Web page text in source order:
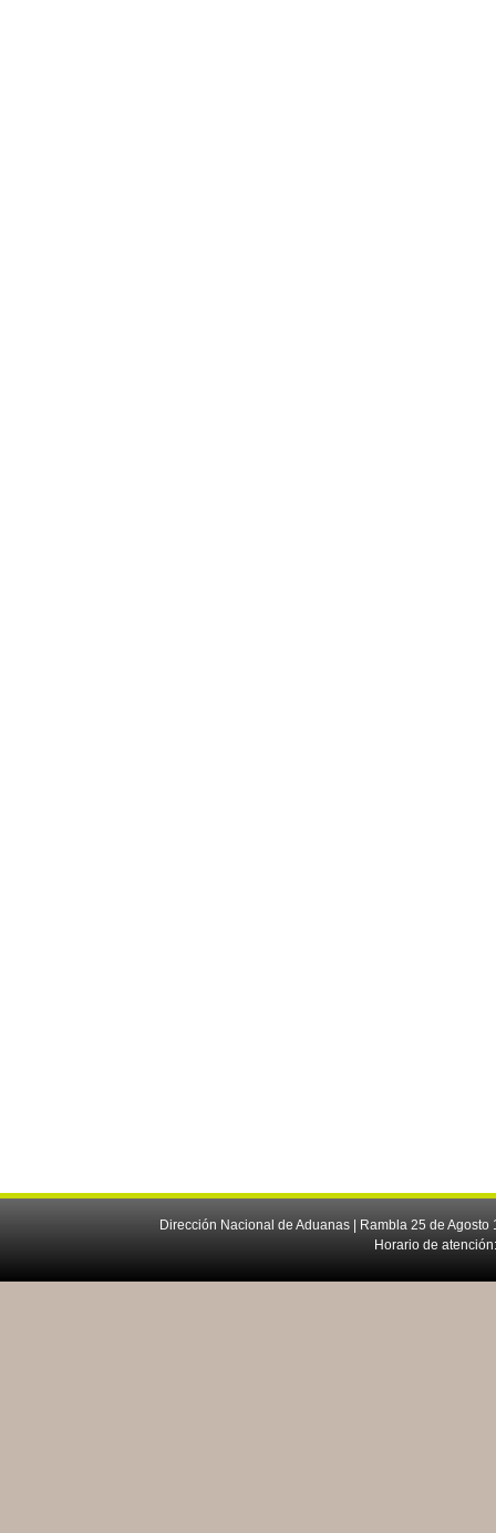
Dirección Nacional de Aduanas | Rambla 25 de
Horario de